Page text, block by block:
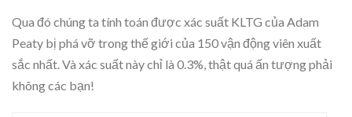
Qua đó chúng ta tính toán được xác suất KLTG của Adam
Peaty bị phá vỡ trong thế giới của 150 vận động viên xuất
sắc nhất. Và xác suất này chỉ là 0.3%, thật quá ấn tượng phải
không các bạn!